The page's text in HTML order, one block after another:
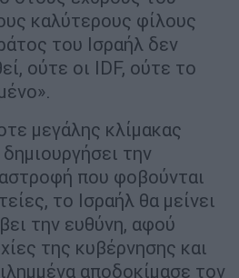
καλύτερους φίλους
του Ισραήλ δεν
ούτε οι IDF, ούτε το
μεγάλης κλίμακας
την
που φοβούνται
το Ισραήλ θα μείνει
την ευθύνη, αφού
της κυβέρνησης και
αποδοκίμασε τον